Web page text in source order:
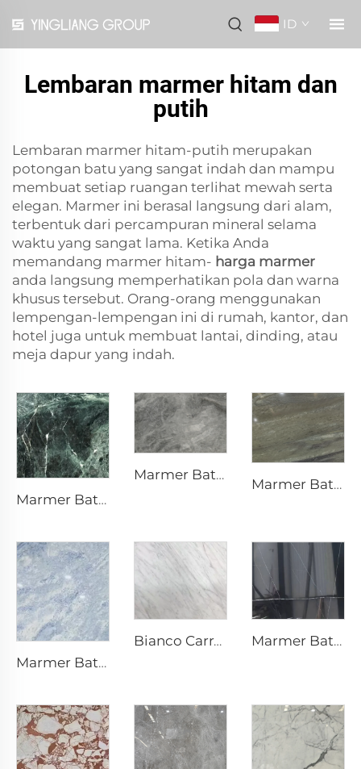
ID
Lembaran marmer hitam dan
putih
Lembaran marmer hitam-putih merupakan
potongan batu yang sangat indah dan mampu
membuat setiap ruangan terlihat mewah serta
elegan. Marmer ini berasal langsung dari alam,
terbentuk dari percampuran mineral selama
waktu yang sangat lama. Ketika Anda
memandang marmer hitam- harga marmer
anda langsung memperhatikan pola dan warna
khusus tersebut. Orang-orang menggunakan
lempengan-lempengan ini di rumah, kantor, dan
hotel juga untuk membuat lantai, dinding, atau
meja dapur yang indah.
Marmer Batu Alam Prada Green Hijau dengan Urat dan Pola Putih
Marmer Batu Alam Interstellar Grey Abu-Abu dengan Tekstur Bercak dan Bintik-Bintik Perak-Abu-Abu
Marmer Batu Alam Super Hijau
Marmer Batu Alam Blue Crystal Abu-Abu Putih dengan Tekstur Abu-Abu Biru dan Bintik Cerah
Bianco Carrara Batu Alam Marmer Putih dengan Urat Abu-Abu Muda Marmer Batu Alam Nero Marquina Hitam dengan Tekstur Urat Retak Putih